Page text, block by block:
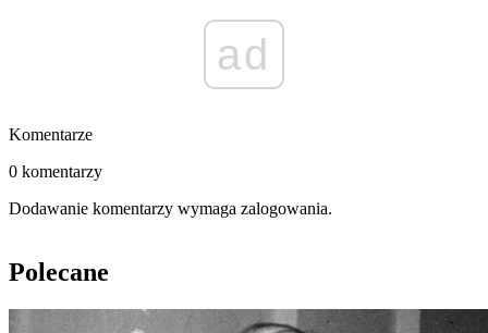
ad
Komentarze
0 komentarzy
Dodawanie komentarzy wymaga zalogowania.
Polecane